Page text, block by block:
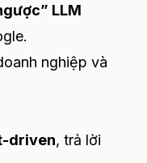
LLM
nghiệp và
driven, trả lời